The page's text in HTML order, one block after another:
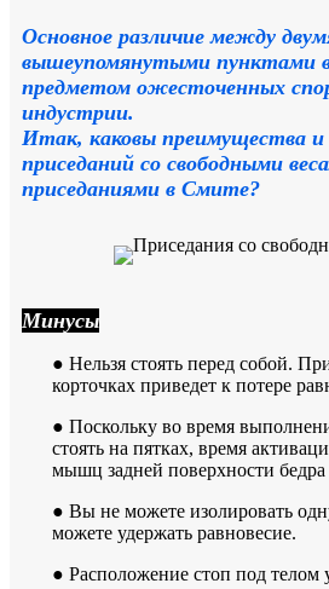
Основное различие между
вышеупомянутыми пунктами
предметом ожесточенных
индустрии.
Итак, каковы преимущества
приседаний со свободными
приседаниями в Смите?
Минусы
● Нельзя стоять перед собой.
корточках приведет к потере
● Поскольку во время
стоять на пятках, время
мышц задней поверхности бедра
● Вы не можете изолировать
можете удержать равновесие.
● Расположение стоп под телом